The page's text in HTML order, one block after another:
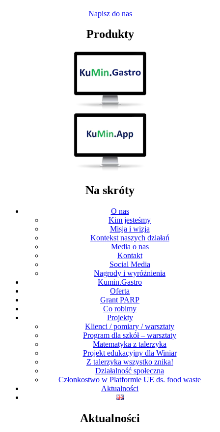
Napisz do nas
Produkty
Na skróty
O nas
Kim jesteśmy
Misja i wizja
Kontekst naszych działań
Media o nas
Kontakt
Social Media
Nagrody i wyróżnienia
Kumin.Gastro
Oferta
Grant PARP
Co robimy
Projekty
Klienci / pomiary / warsztaty
Program dla szkół – warsztaty
Matematyka z talerzyka
Projekt edukacyjny dla Winiar
Z talerzyka wszystko znika!
Działalność społeczna
Członkostwo w Platformie UE ds. food waste
Aktualności
Aktualności